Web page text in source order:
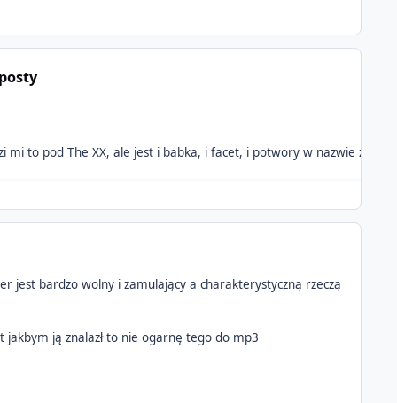
jest bardzo wolny i zamulający a charakterystyczną rzeczą
ją znalazł to nie ogarnę tego do mp3